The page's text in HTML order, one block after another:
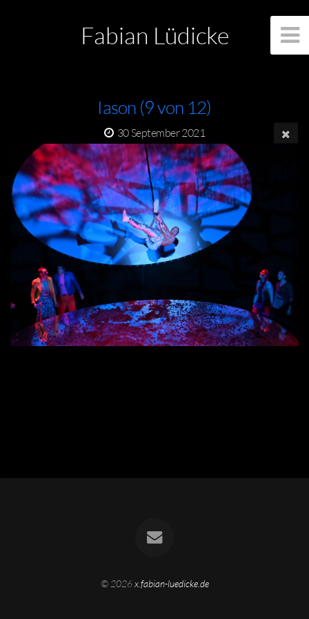
Fabian Lüdicke
Iason (9 von 12)
30 September 2021
© 2026x.fabian-luedicke.de